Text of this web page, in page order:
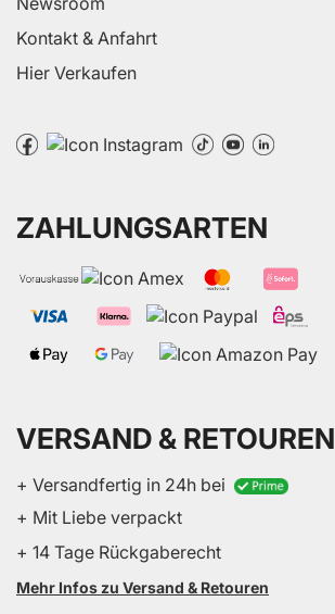
Kontakt & Anfahrt
Hier Verkaufen
ZAHLUNGSARTEN
VERSAND & RETOUREN
+ Versandfertig in 24h bei
+ Mit Liebe verpackt
+ 14 Tage Rückgaberecht
Mehr Infos zu Versand & Retouren